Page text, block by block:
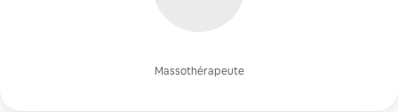
Massothérapeute